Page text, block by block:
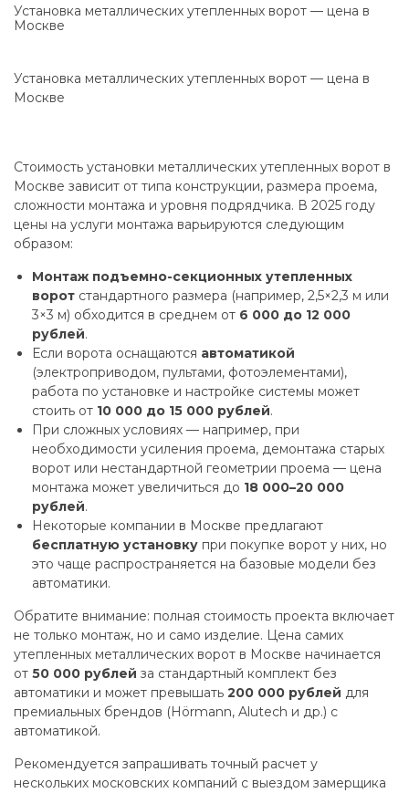
Установка металлических утепленных ворот — цена в
Москве
Установка металлических утепленных ворот — цена в
Москве
Стоимость установки металлических утепленных ворот в
Москве зависит от типа конструкции, размера проема,
сложности монтажа и уровня подрядчика. В 2025 году
цены на услуги монтажа варьируются следующим
образом:
Монтаж подъемно-секционных утепленных
ворот стандартного размера (например, 2,5×2,3 м или
3×3 м) обходится в среднем от 6 000 до 12 000
рублей.
Если ворота оснащаются автоматикой
(электроприводом, пультами, фотоэлементами),
работа по установке и настройке системы может
стоить от 10 000 до 15 000 рублей.
При сложных условиях — например, при
необходимости усиления проема, демонтажа старых
ворот или нестандартной геометрии проема — цена
монтажа может увеличиться до 18 000–20 000
рублей.
Некоторые компании в Москве предлагают
бесплатную установку при покупке ворот у них, но
это чаще распространяется на базовые модели без
автоматики.
Обратите внимание: полная стоимость проекта включает
не только монтаж, но и само изделие. Цена самих
утепленных металлических ворот в Москве начинается
от 50 000 рублей за стандартный комплект без
автоматики и может превышать 200 000 рублей для
премиальных брендов (Hörmann, Alutech и др.) с
автоматикой.
Рекомендуется запрашивать точный расчет у
нескольких московских компаний с выездом замерщика